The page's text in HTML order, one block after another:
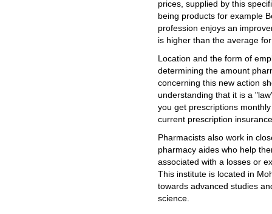
prices, supplied by this
being products for example
profession enjoys an
is higher than the average
Location and the form of
determining the amount
concerning this new action
understanding that it is a
you get prescriptions
current prescription
Pharmacists also work in
pharmacy aides who help
associated with a losses or
This institute is located in
towards advanced studies
science.